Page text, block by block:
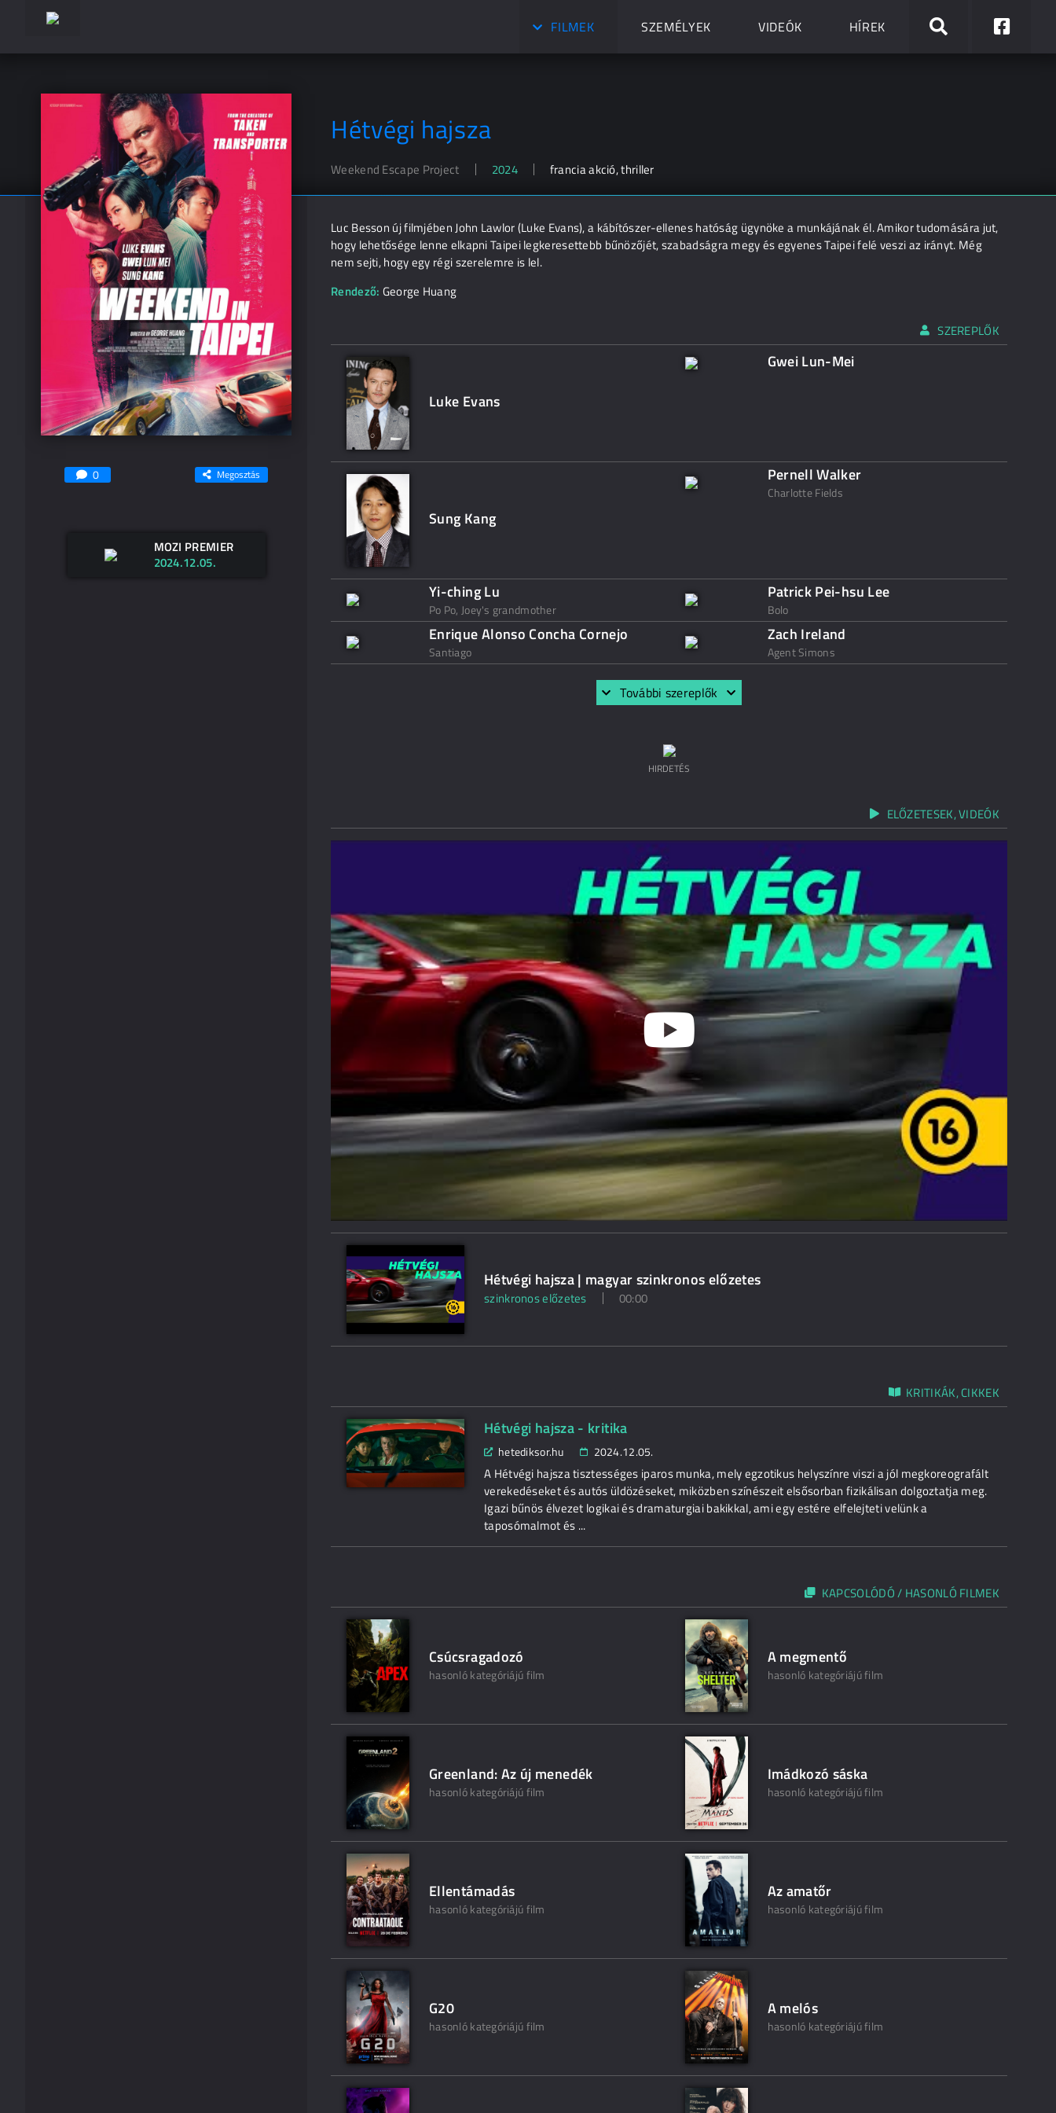
FILMEK SZEMÉLYEK VIDEÓK HÍREK
Hétvégi hajsza
Weekend Escape Project 2024 francia akció, thriller
0 Megosztás
MOZI PREMIER
2024.12.05.
Luc Besson új filmjében John Lawlor (Luke Evans), a kábítószer-ellenes hatóság ügynöke a munkájának él. Amikor tudomására jut,
hogy lehetősége lenne elkapni Taipei legkeresettebb bűnözőjét, szabadságra megy és egyenes Taipei felé veszi az irányt. Még
nem sejti, hogy egy régi szerelemre is lel.
Rendező: George Huang
SZEREPLŐK
Luke Evans
Gwei Lun-Mei
Sung Kang
Pernell Walker
Charlotte Fields
Yi-ching Lu
Po Po, Joey's grandmother
Patrick Pei-hsu Lee
Bolo
Enrique Alonso Concha Cornejo
Santiago
Zach Ireland
Agent Simons
További szereplők
HIRDETÉS
ELŐZETESEK, VIDEÓK
Hétvégi hajsza | magyar szinkronos előzetes
szinkronos előzetes 00:00
KRITIKÁK, CIKKEK
Hétvégi hajsza - kritika
hetediksor.hu 2024.12.05.
A Hétvégi hajsza tisztességes iparos munka, mely egzotikus helyszínre viszi a jól megkoreografált
verekedéseket és autós üldözéseket, miközben színészeit elsősorban fizikálisan dolgoztatja meg.
Igazi bűnös élvezet logikai és dramaturgiai bakikkal, ami egy estére elfelejteti velünk a
taposómalmot és ...
KAPCSOLÓDÓ / HASONLÓ FILMEK
Csúcsragadozó
hasonló kategóriájú film
A megmentő
hasonló kategóriájú film
Greenland: Az új menedék
hasonló kategóriájú film
Imádkozó sáska
hasonló kategóriájú film
Ellentámadás
hasonló kategóriájú film
Az amatőr
hasonló kategóriájú film
G20
hasonló kategóriájú film
A melós
hasonló kategóriájú film